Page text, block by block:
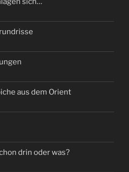
aus dem Orient
drin oder was?